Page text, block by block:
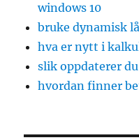
windows 10
bruke dynamisk
hva er nytt i
slik oppdaterer
hvordan finner